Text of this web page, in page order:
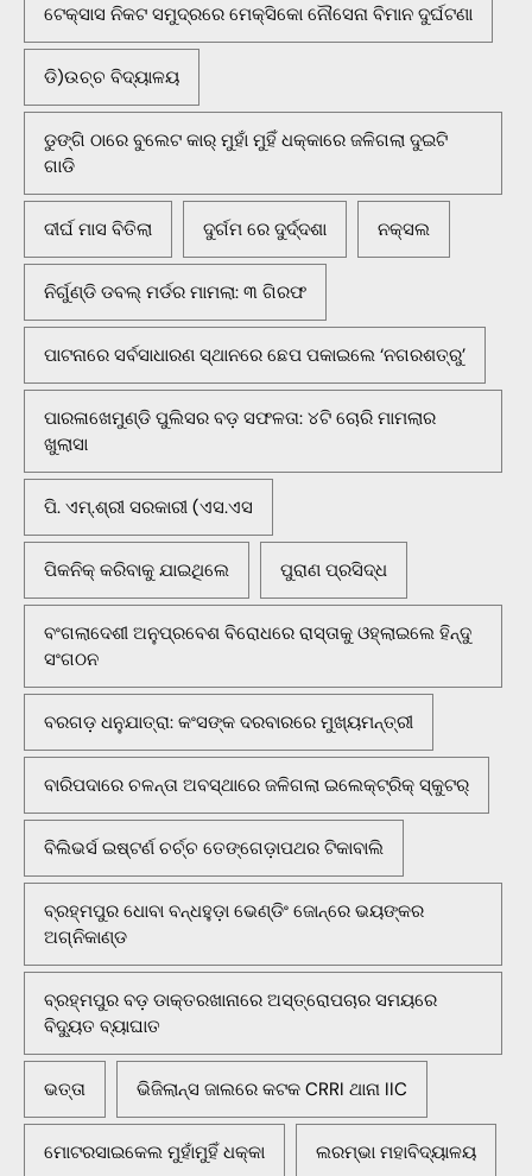
ଟେକ୍ସାସ ନିକଟ ସମୁଦ୍ରରେ ମେକ୍ସିକୋ ନୌସେନା ବିମାନ ଦୁର୍ଘଟଣା
ଡି)ଉଚ୍ଚ ବିଦ୍ୟାଳୟ
ଡୁଙ୍ଗି ଠାରେ ବୁଲେଟ କାର୍ ମୁହାଁ ମୁହିଁ ଧକ୍କାରେ ଜଳିଗଲା ଦୁଇଟି
ଗାଡି
ଦୀର୍ଘ ମାସ ବିତିଲା ଦୁର୍ଗମ ରେ ଦୁର୍ଦ୍ଦଶା ନକ୍ସଲ
ନିର୍ଗୁଣ୍ଡି ଡବଲ୍ ମର୍ଡର ମାମଲା: ୩ ଗିରଫ
ପାଟନାରେ ସର୍ବସାଧାରଣ ସ୍ଥାନରେ ଛେପ ପକାଇଲେ ‘ନଗରଶତ୍ରୁ’
ପାରଳାଖେମୁଣ୍ଡି ପୁଲିସର ବଡ଼ ସଫଳତା: ୪ଟି ଚୋରି ମାମଲାର
ଖୁଲାସା
ପି. ଏମ୍.ଶ୍ରୀ ସରକାରୀ (ଏସ.ଏସ
ପିକନିକ୍‌ କରିବାକୁ ଯାଇଥିଲେ ପୁରାଣ ପ୍ରସିଦ୍ଧ
ବଂଗଲାଦେଶୀ ଅନୁପ୍ରବେଶ ବିରୋଧରେ ରାସ୍ତାକୁ ଓହ୍ଲାଇଲେ ହିନ୍ଦୁ
ସଂଗଠନ
ବରଗଡ଼ ଧନୁଯାତ୍ରା: କଂସଙ୍କ ଦରବାରରେ ମୁଖ୍ୟମନ୍ତ୍ରୀ
ବାରିପଦାରେ ଚଳନ୍ତା ଅବସ୍ଥାରେ ଜଳିଗଲା ଇଲେକ୍ଟ୍ରିକ୍ ସ୍କୁଟର୍
ବିଲିଭର୍ସ ଇଷ୍ଟର୍ଣ ଚର୍ଚ୍ଚ ତେଙ୍ଗେଡ଼ାପଥର ଟିକାବାଲି
ବ୍ରହ୍ମପୁର ଧୋବା ବନ୍ଧହୁଡ଼ା ଭେଣ୍ଡିଂ ଜୋନ୍‌ରେ ଭୟଙ୍କର
ଅଗ୍ନିକାଣ୍ଡ
ବ୍ରହ୍ମପୁର ବଡ଼ ଡାକ୍ତରଖାନାରେ ଅସ୍ତ୍ରୋପଚାର ସମୟରେ
ବିଦ୍ୟୁତ ବ୍ୟାଘାତ
ଭତ୍ତା ଭିଜିଲାନ୍ସ ଜାଲରେ କଟକ CRRI ଥାନା IIC
ମୋଟରସାଇକେଲ ମୁହାଁମୁହିଁ ଧକ୍କା ଲରମ୍ଭା ମହାବିଦ୍ୟାଳୟ